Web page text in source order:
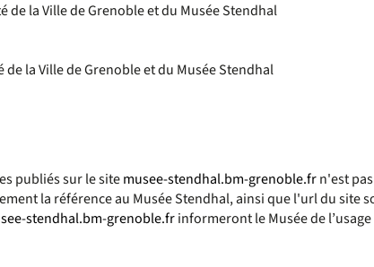
la Ville de Grenoble et du Musée Stendhal
la Ville de Grenoble et du Musée Stendhal
publiés sur le sitemusee-stendhal.bm-grenoble.frn'est
la référence au Musée Stendhal, ainsi que l'url du site
stendhal.bm-grenoble.frinformeront le Musée de